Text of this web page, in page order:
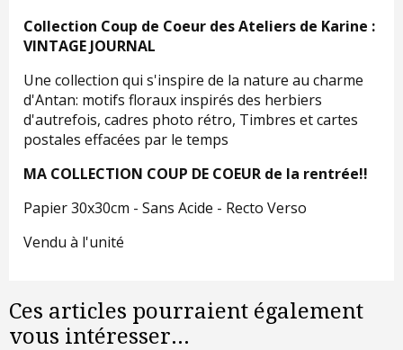
Collection Coup de Coeur des Ateliers de Karine :
VINTAGE JOURNAL
Une collection qui s'inspire de la nature au charme
d'Antan: motifs floraux inspirés des herbiers
d'autrefois, cadres photo rétro, Timbres et cartes
postales effacées par le temps
MA COLLECTION COUP DE COEUR de la rentrée!!
Papier 30x30cm - Sans Acide - Recto Verso
Vendu à l'unité
Ces articles pourraient également
vous intéresser...